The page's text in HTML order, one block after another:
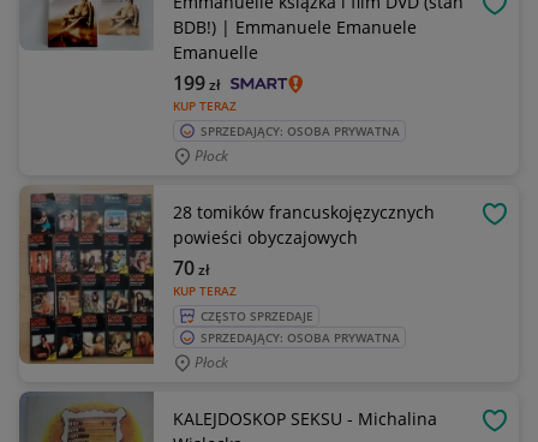
BDB!) | Emmanuele Emanuele
Emanuelle
KUP TERAZ
199zł
SPRZEDAJĄCY: OSOBA PRYWATNA
Płock
28 tomików francuskojęzycznych
powieści obyczajowych
KUP TERAZ
70zł
CZĘSTO SPRZEDAJE
SPRZEDAJĄCY: OSOBA PRYWATNA
Płock
KALEJDOSKOP SEKSU - Michalina